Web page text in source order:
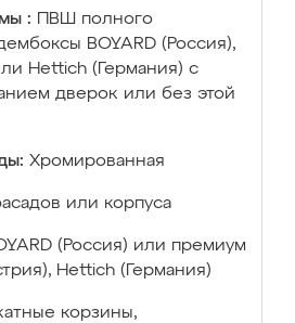
:
ПВШ полного
BOYARD (Россия),
Hettich (Германия) с
дверок или без этой
Хромированная
или корпуса
(Россия) или премиум
Hettich (Германия)
корзины,